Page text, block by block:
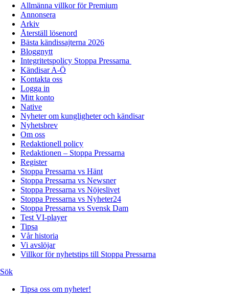
Allmänna villkor för Premium
Annonsera
Arkiv
Återställ lösenord
Bästa kändissajterna 2026
Bloggnytt
Integritetspolicy Stoppa Pressarna
Kändisar A-Ö
Kontakta oss
Logga in
Mitt konto
Native
Nyheter om kungligheter och kändisar
Nyhetsbrev
Om oss
Redaktionell policy
Redaktionen – Stoppa Pressarna
Register
Stoppa Pressarna vs Hänt
Stoppa Pressarna vs Newsner
Stoppa Pressarna vs Nöjeslivet
Stoppa Pressarna vs Nyheter24
Stoppa Pressarna vs Svensk Dam
Test VI-player
Tipsa
Vår historia
Vi avslöjar
Villkor för nyhetstips till Stoppa Pressarna
Sök
Tipsa oss om nyheter!